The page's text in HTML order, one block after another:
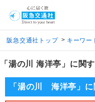
阪急交通社トップ > キーワー
「湯の川 海洋亭」に関
「湯の川 海洋亭」に